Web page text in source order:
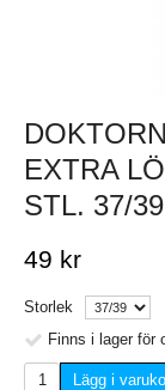
EXTRA
STL. 37/
49 kr
Storlek
Finns i lager för
Lägg i